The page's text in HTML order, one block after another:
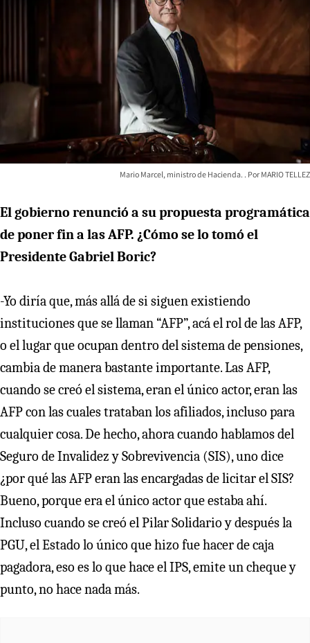
Mario Marcel, ministro de Hacienda. MARIO TELLEZ
El gobierno renunció a su propuesta programática
de poner fin a las AFP. ¿Cómo se lo tomó el
Presidente Gabriel Boric?
-Yo diría que, más allá de si siguen existiendo
instituciones que se llaman “AFP”, acá el rol de las AFP,
o el lugar que ocupan dentro del sistema de pensiones,
cambia de manera bastante importante. Las AFP,
cuando se creó el sistema, eran el único actor, eran las
AFP con las cuales trataban los afiliados, incluso para
cualquier cosa. De hecho, ahora cuando hablamos del
Seguro de Invalidez y Sobrevivencia (SIS), uno dice
¿por qué las AFP eran las encargadas de licitar el SIS?
Bueno, porque era el único actor que estaba ahí.
Incluso cuando se creó el Pilar Solidario y después la
PGU, el Estado lo único que hizo fue hacer de caja
pagadora, eso es lo que hace el IPS, emite un cheque y
punto, no hace nada más.